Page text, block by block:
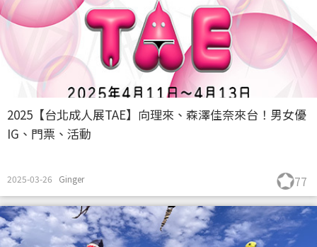
2025【台北成人展TAE】向理來、森澤佳奈來台！男女優
IG、門票、活動
2025-03-26 Ginger 77